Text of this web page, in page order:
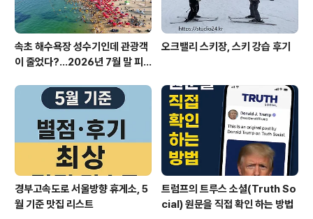
속초 해수욕장 성수기인데 관광객
이 줄었다?…2026년 7월 말 피
오크밸리 스키장, 스키 강습 후기
경부고속도로 서울방향 휴게소, 5
월 기준 맛집 리스트
트럼프의 트루스 소셜(Truth So
cial) 원문을 직접 확인 하는 방법